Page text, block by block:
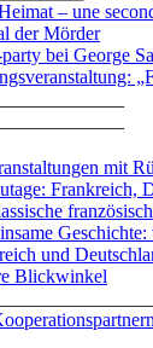
– une
der Mörder
bei George
mit
Frankreich,
und
Blickwinkel